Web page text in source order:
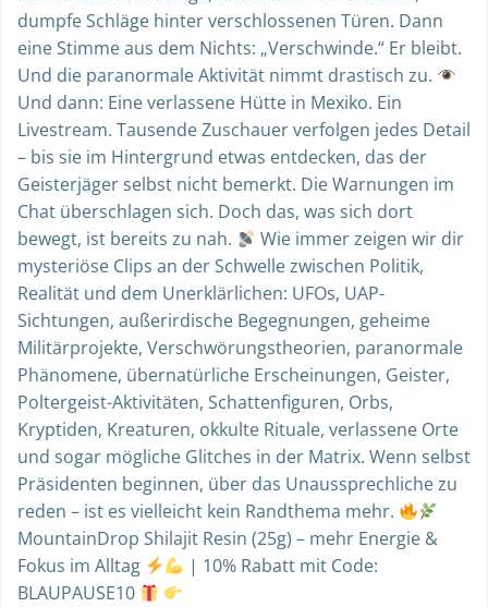
dumpfe Schläge hinter verschlossenen Türen. Dann
eine Stimme aus dem Nichts: „Verschwinde.“ Er bleibt.
Und die paranormale Aktivität nimmt drastisch zu.
Und dann: Eine verlassene Hütte in Mexiko. Ein
Livestream. Tausende Zuschauer verfolgen jedes Detail
– bis sie im Hintergrund etwas entdecken, das der
Geisterjäger selbst nicht bemerkt. Die Warnungen im
Chat überschlagen sich. Doch das, was sich dort
bewegt, ist bereits zu nah.
Wie immer zeigen wir dir
mysteriöse Clips an der Schwelle zwischen Politik,
Realität und dem Unerklärlichen: UFOs, UAP-
Sichtungen, außerirdische Begegnungen, geheime
Militärprojekte, Verschwörungstheorien, paranormale
Phänomene, übernatürliche Erscheinungen, Geister,
Poltergeist-Aktivitäten, Schattenfiguren, Orbs,
Kryptiden, Kreaturen, okkulte Rituale, verlassene Orte
und sogar mögliche Glitches in der Matrix. Wenn selbst
Präsidenten beginnen, über das Unaussprechliche zu
reden – ist es vielleicht kein Randthema mehr.
MountainDrop Shilajit Resin (25g) – mehr Energie &
Fokus im Alltag
| 10% Rabatt mit Code:
BLAUPAUSE10